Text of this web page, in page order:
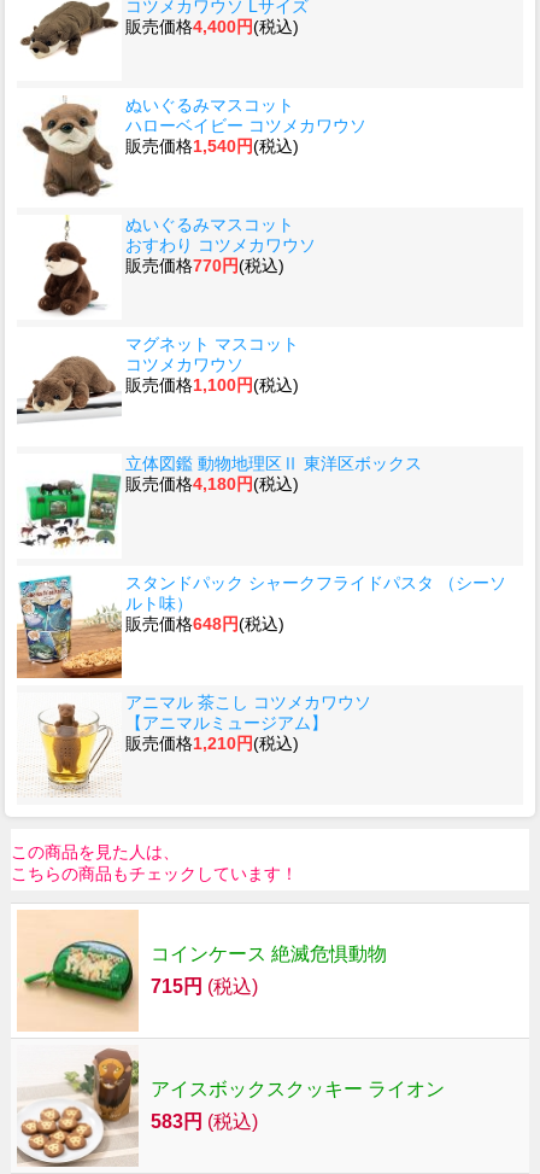
コツメカワウソ Lサイズ
販売価格4,400円(税込)
ぬいぐるみマスコット
ハローベイビー コツメカワウソ
販売価格1,540円(税込)
ぬいぐるみマスコット
おすわり コツメカワウソ
販売価格770円(税込)
マグネット マスコット
コツメカワウソ
販売価格1,100円(税込)
立体図鑑 動物地理区Ⅱ 東洋区ボックス
販売価格4,180円(税込)
スタンドパック シャークフライドパスタ （シーソ
ルト味）
販売価格648円(税込)
アニマル 茶こし コツメカワウソ
【アニマルミュージアム】
販売価格1,210円(税込)
この商品を見た人は、
こちらの商品もチェックしています！
コインケース 絶滅危惧動物
715円 (税込)
アイスボックスクッキー ライオン
583円 (税込)